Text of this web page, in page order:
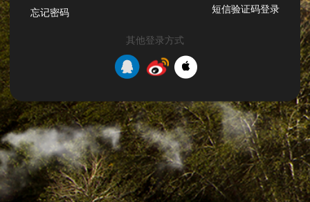
忘记密码 短信验证码登录
其他登录方式